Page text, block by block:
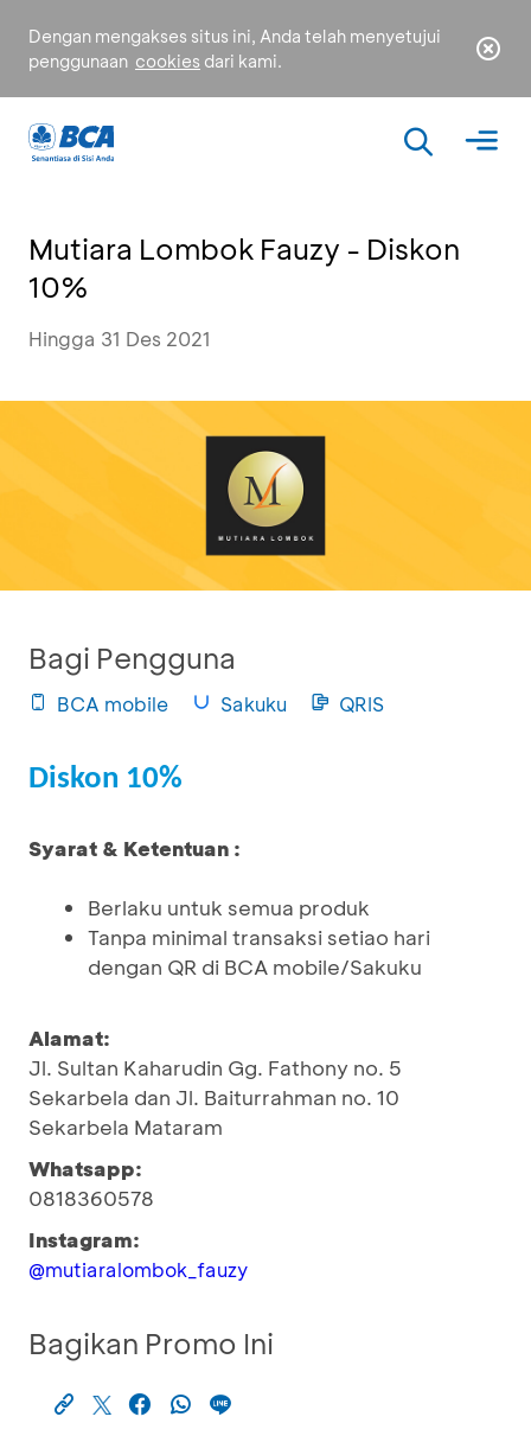
Dengan mengakses situs ini, Anda telah menyetujui
penggunaan cookies dari kami.
Mutiara Lombok Fauzy - Diskon
10%
Hingga 31 Des 2021
Bagi Pengguna
BCA mobile Sakuku QRIS
Diskon 10%
Syarat & Ketentuan :
Berlaku untuk semua produk
Tanpa minimal transaksi setiao hari
dengan QR di BCA mobile/Sakuku
Alamat:
Jl. Sultan Kaharudin Gg. Fathony no. 5
Sekarbela dan Jl. Baiturrahman no. 10
Sekarbela Mataram
Whatsapp:
0818360578
Instagram:
@mutiaralombok_fauzy
Bagikan Promo Ini